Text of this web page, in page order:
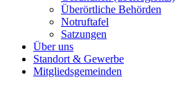
Überörtliche Behörden
Notruftafel
Satzungen
Über uns
Standort & Gewerbe
Mitgliedsgemeinden